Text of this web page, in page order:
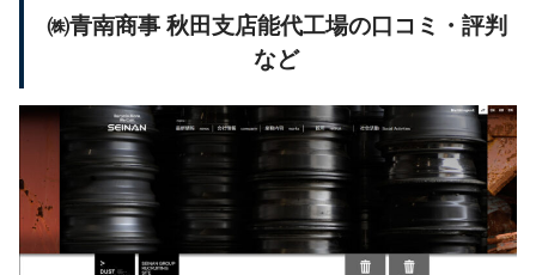
㈱青南商事 秋田支店能代工場の口コミ・評判
など